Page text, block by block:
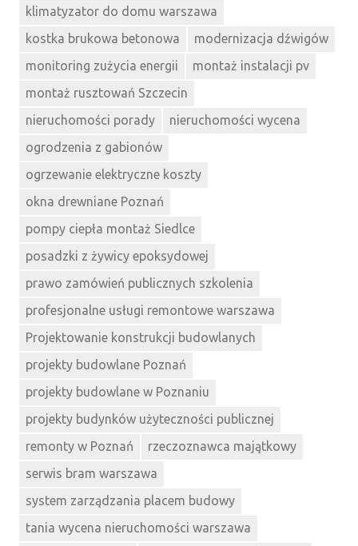
klimatyzator do domu warszawa
kostka brukowa betonowa
modernizacja dźwigów
monitoring zużycia energii
montaż instalacji pv
montaż rusztowań Szczecin
nieruchomości porady
nieruchomości wycena
ogrodzenia z gabionów
ogrzewanie elektryczne koszty
okna drewniane Poznań
pompy ciepła montaż Siedlce
posadzki z żywicy epoksydowej
prawo zamówień publicznych szkolenia
profesjonalne usługi remontowe warszawa
Projektowanie konstrukcji budowlanych
projekty budowlane Poznań
projekty budowlane w Poznaniu
projekty budynków użyteczności publicznej
remonty w Poznań
rzeczoznawca majątkowy
serwis bram warszawa
system zarządzania placem budowy
tania wycena nieruchomości warszawa